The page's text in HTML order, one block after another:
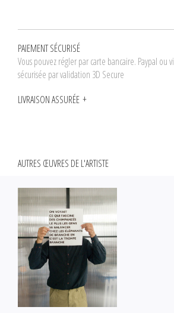
PAIEMENT SÉCURISÉ
Vous pouvez régler par carte bancaire. Paypal ou
sécurisée par validation 3D Secure
LIVRAISON ASSURÉE
AUTRES ŒUVRES DE L'ARTISTE